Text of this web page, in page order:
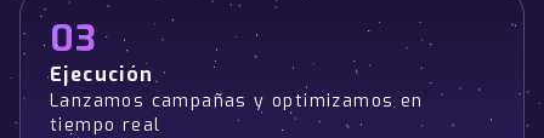
03
Ejecución
Lanzamos campañas y optimizamos en
tiempo real